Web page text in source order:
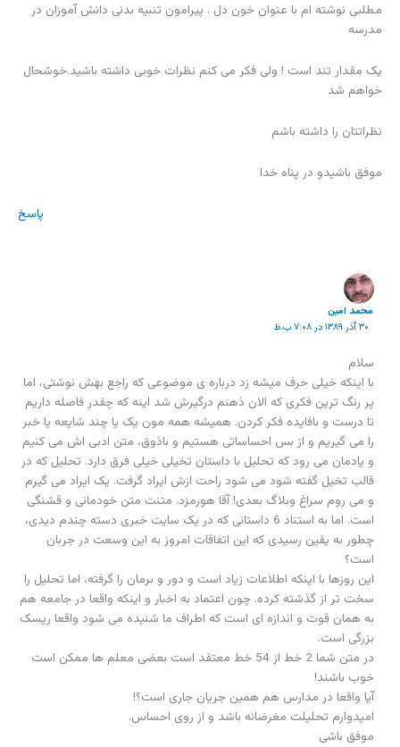
مطلبی نوشته ام با عنوان خون دل . پیرامون تنبیه بدنی دانش آموزان در
مدرسه
یک مقدار تند است ! ولی فکر می کنم نظرات خوبی داشته باشید.خوشحال
خواهم شد
نظراتتان را داشته باشم
موفق باشیدو در پناه خدا
پاسخ
محمد امين
۳۰ آذر ۱۳۸۹ در ۷:۰۸ ب.ظ
سلام
با اینکه خیلی حرف میشه زد درباره ی موضوعی که راجع بهش نوشتی، اما
پر رنگ ترین فکری که الان ذهنم درگیرش شد اینه که چقدر فاصله داریم
تا درست و بافایده فکر کردن. همیشه همه مون یک یا چند شایعه یا خبر
را می گیریم و از بس احساساتی هستیم و باذوق، متن ادبی اش می کنیم
و یادمان می رود که تحلیل با داستان تخیلی خیلی فرق دارد. تحلیل که در
قالب تخیل گفته شود می شود راحت ازش ایراد گرفت. یک ایراد می گیرم
و می روم سراغ وبلاگ بعدی! آقا هورمزد. متنت متن خودمانی و قشنگی
است. اما به استناد 6 داستانی که در یک سایت خبری دسته چندم دیدی،
چطور به یقین رسیدی که این اتفاقات امروز به این وسعت در جربان
است؟
این روزها با اینکه اطلاعات زیاد است و دور و برمان را گرفته، اما تحلیل را
سخت تر از گذشته کرده. چون اعتماد به اخبار و اینکه واقعا در جامعه هم
به همان قوت و اندازه ای است که اطراف ما شنیده می شود واقعا ریسک
بزرگی است.
در متن شما 2 خط از 54 خط معتقد است بعضی معلم ها ممکن است
خوب باشند!
آیا واقعا در مدارس هم همین جریان جاری است؟!
امیدوارم تحلیلت مغرضانه باشد و از روی احساس.
موفق باشی